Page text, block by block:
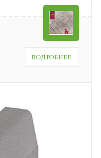
ПОДРОБНЕЕ